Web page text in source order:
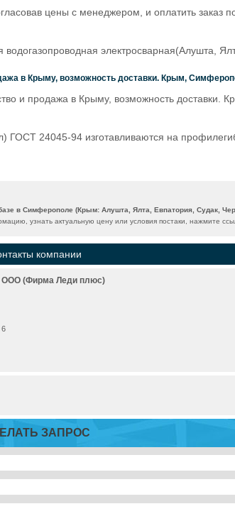
цены с менеджером, и оплатить
электросварная(Алушта,
в Крыму, возможность доставки. Крым,
и продажа в Крыму, возможность доставки.
24045-94 изготавливаются на
в Симферополе (Крым: Алушта, Ялта, Евпатория, Судак,
узнать актуальную цену или условия постаки, нажмите
компании
ООО (Фирма Леди плюс)
6
ЗАПРОС